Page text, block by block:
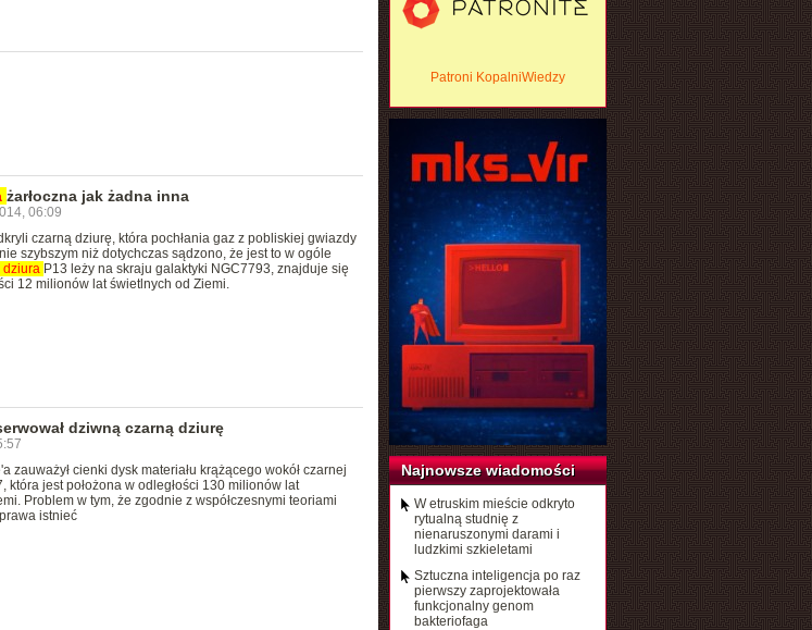
żarłoczna jak żadna inna
06:09
czarną dziurę, która pochłania gaz z pobliskiej gwiazdy
szybszym niż dotychczas sądzono, że jest to w ogóle
dziura P13 leży na skraju galaktyki NGC7793, znajduje się
12 milionów lat świetlnych od Ziemi.
dziwną czarną dziurę
zauważył cienki dysk materiału krążącego wokół czarnej
która jest położona w odległości 130 milionów lat
Problem w tym, że zgodnie z współczesnymi teoriami
istnieć
Patroni KopalniWiedzy
Najnowsze wiadomości
W etruskim mieście odkryto
rytualną studnię z
nienaruszonymi darami i
ludzkimi szkieletami
Sztuczna inteligencja po raz
pierwszy zaprojektowała
funkcjonalny genom
bakteriofaga